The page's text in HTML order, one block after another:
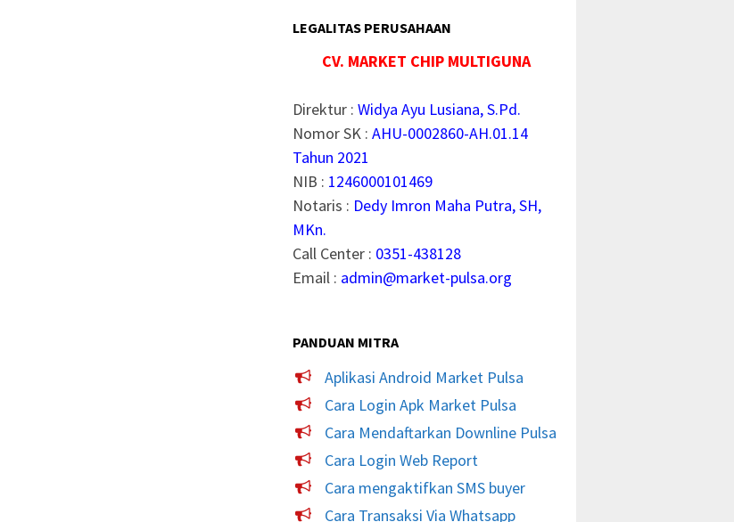
LEGALITAS PERUSAHAAN
CV. MARKET CHIP MULTIGUNA
Direktur :Widya Ayu Lusiana, S.Pd.
Nomor SK :AHU-0002860-AH.01.14
Tahun 2021
NIB : 1246000101469
Notaris : Dedy Imron Maha Putra, SH,
MKn.
Call Center : 0351-438128
Email : admin@market-pulsa.org
PANDUAN MITRA
Aplikasi Android Market Pulsa
Cara Login Apk Market Pulsa
Cara Mendaftarkan Downline Pulsa
Cara Login Web Report
Cara mengaktifkan SMS buyer
Cara Transaksi Via Whatsapp